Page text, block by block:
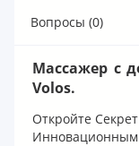
Вопросы (0)
Массажер с
Volos.
Откройте
Инновационным